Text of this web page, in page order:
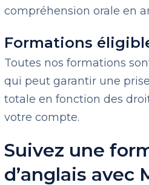
compréhension orale en
Formations
Toutes nos formations
qui peut garantir une
totale en fonction des
votre compte.
Suivez une
d’anglais avec